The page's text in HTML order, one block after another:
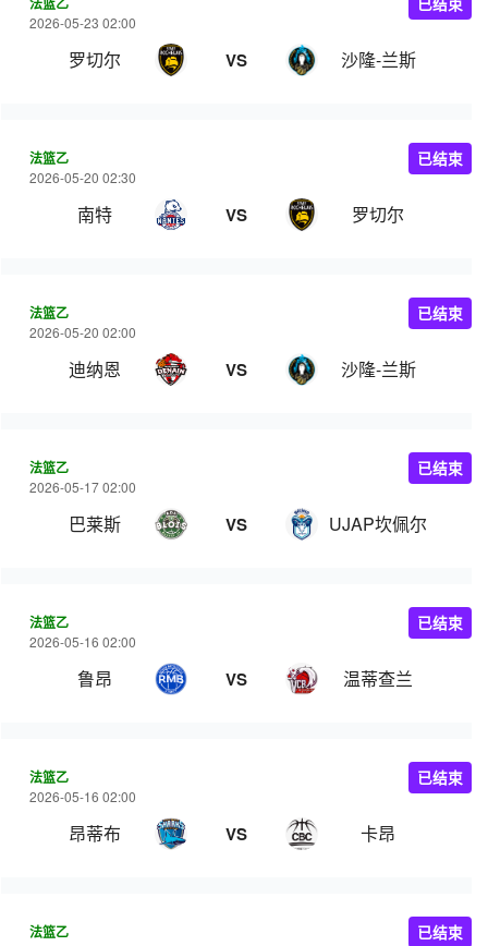
2026-05-23 02:00
罗切尔 VS 沙隆-兰斯
法篮乙
2026-05-20 02:30
南特 VS 罗切尔
已结束
法篮乙
2026-05-20 02:00
迪纳恩 VS 沙隆-兰斯
已结束
法篮乙
2026-05-17 02:00
巴莱斯 VS UJAP坎佩尔
已结束
法篮乙
2026-05-16 02:00
鲁昂 VS 温蒂查兰
已结束
法篮乙
2026-05-16 02:00
昂蒂布 VS 卡昂
已结束
法篮乙 已结束